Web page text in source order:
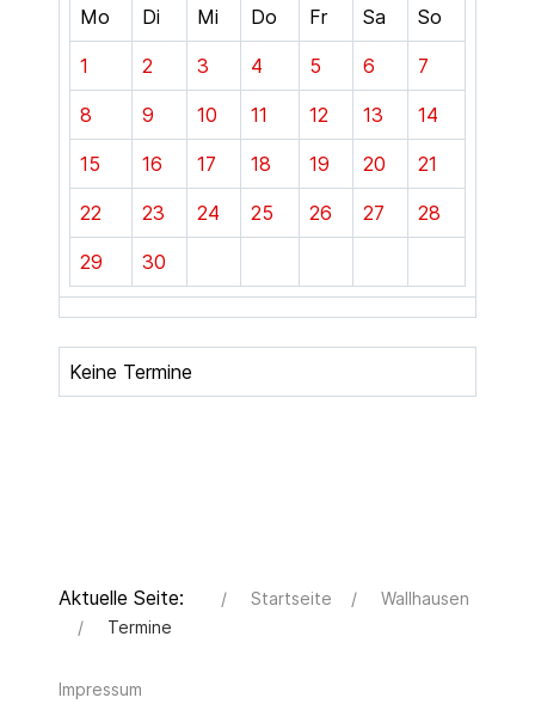
Mo Di Mi Do Fr Sa So
1 2 3 4 5 6 7
8 9 10 11 12 13 14
15 16 17 18 19 20 21
22 23 24 25 26 27 28
29 30
Keine Termine
Aktuelle Seite: Startseite
Wallhausen
Termine
Impressum